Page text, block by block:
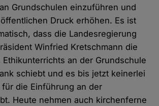
Grundschulen einzuführen und
Druck erhöhen. Es ist
dass die Landesregierung
Winfried Kretschmann die
an der Grundschule
schiebt und es bis jetzt keinerlei
die Einführung an der
Heute nehmen auch kirchenferne